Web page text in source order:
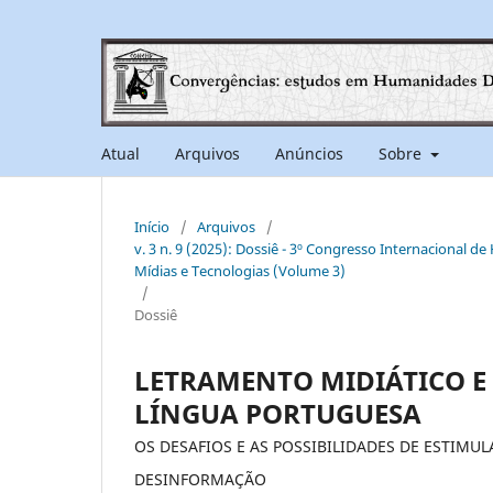
Atual Arquivos Anúncios Sobre
Início / Arquivos
/
v. 3 n. 9 (2025): Dossiê - 3º Congresso Internacional
Mídias e Tecnologias (Volume 3)
/
Dossiê
LETRAMENTO MIDIÁTICO
LÍNGUA PORTUGUESA
OS DESAFIOS E AS POSSIBILIDADES DE
DESINFORMAÇÃO